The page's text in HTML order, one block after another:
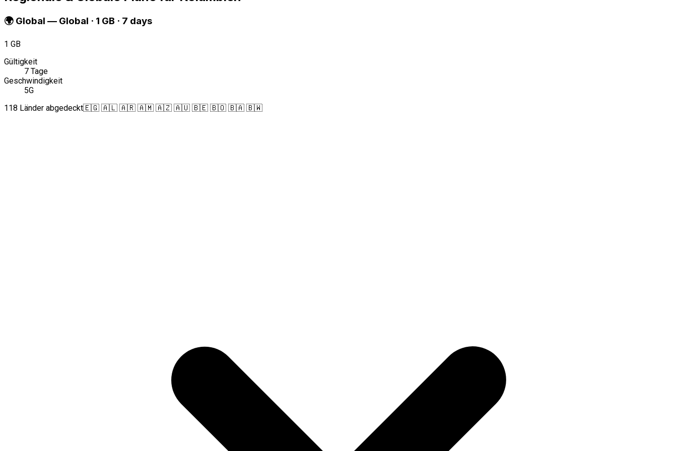
🌍 Global — Global · 1 GB · 7 days
1 GB
Gültigkeit
7 Tage
Geschwindigkeit
5G
118 Länder abgedeckt🇪🇬 🇦🇱 🇦🇷 🇦🇲 🇦🇿 🇦🇺 🇧🇪 🇧🇴 🇧🇦 🇧🇼